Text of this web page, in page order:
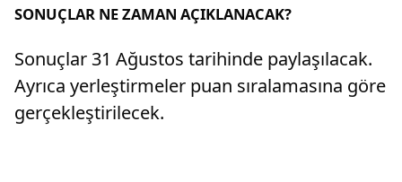
SONUÇLAR NE ZAMAN AÇIKLANACAK?
Sonuçlar 31 Ağustos tarihinde paylaşılacak.
Ayrıca yerleştirmeler puan sıralamasına göre
gerçekleştirilecek.